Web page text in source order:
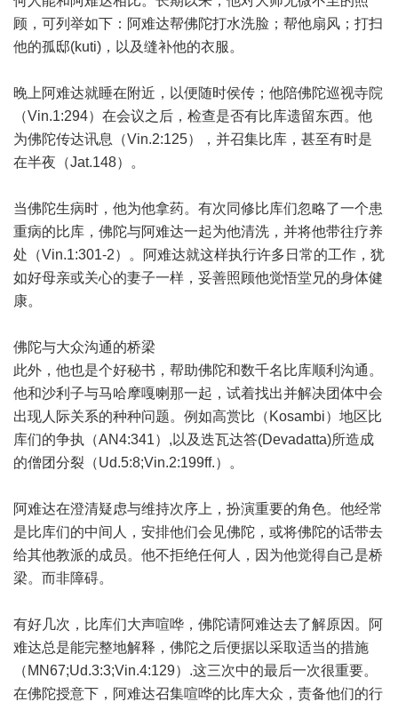
顾，可列举如下：阿难达帮佛陀打水洗脸；帮他扇风；打扫
他的孤邸(kuti)，以及缝补他的衣服。
晚上阿难达就睡在附近，以便随时侯传；他陪佛陀巡视寺院
（Vin.1:294）在会议之后，检查是否有比库遗留东西。他
为佛陀传达讯息（Vin.2:125），并召集比库，甚至有时是
在半夜（Jat.148）。
当佛陀生病时，他为他拿药。有次同修比库们忽略了一个患
重病的比库，佛陀与阿难达一起为他清洗，并将他带往疗养
处（Vin.1:301-2）。阿难达就这样执行许多日常的工作，犹
如好母亲或关心的妻子一样，妥善照顾他觉悟堂兄的身体健
康。
佛陀与大众沟通的桥梁
此外，他也是个好秘书，帮助佛陀和数千名比库顺利沟通。
他和沙利子与马哈摩嘎喇那一起，试着找出并解决团体中会
出现人际关系的种种问题。例如高赏比（Kosambi）地区比
库们的争执（AN4:341）,以及迭瓦达答(Devadatta)所造成
的僧团分裂（Ud.5:8;Vin.2:199ff.）。
阿难达在澄清疑虑与维持次序上，扮演重要的角色。他经常
是比库们的中间人，安排他们会见佛陀，或将佛陀的话带去
给其他教派的成员。他不拒绝任何人，因为他觉得自己是桥
梁。而非障碍。
有好几次，比库们大声喧哗，佛陀请阿难达去了解原因。阿
难达总是能完整地解释，佛陀之后便据以采取适当的措施
（MN67;Ud.3:3;Vin.4:129）.这三次中的最后一次很重要。
在佛陀授意下，阿难达召集喧哗的比库大众，责备他们的行